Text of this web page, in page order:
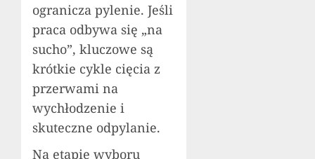
ogranicza pylenie. Jeśli
praca odbywa się „na
sucho”, kluczowe są
krótkie cykle cięcia z
przerwami na
wychłodzenie i
skuteczne odpylanie.
Na etapie wyboru